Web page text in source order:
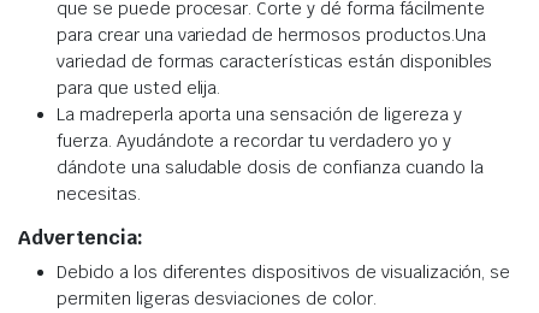
que se puede procesar. Corte y dé forma fácilmente
para crear una variedad de hermosos productos.Una
variedad de formas características están disponibles
para que usted elija.
La madreperla aporta una sensación de ligereza y
fuerza. Ayudándote a recordar tu verdadero yo y
dándote una saludable dosis de confianza cuando la
necesitas.
Advertencia:
Debido a los diferentes dispositivos de visualización, se
permiten ligeras desviaciones de color.